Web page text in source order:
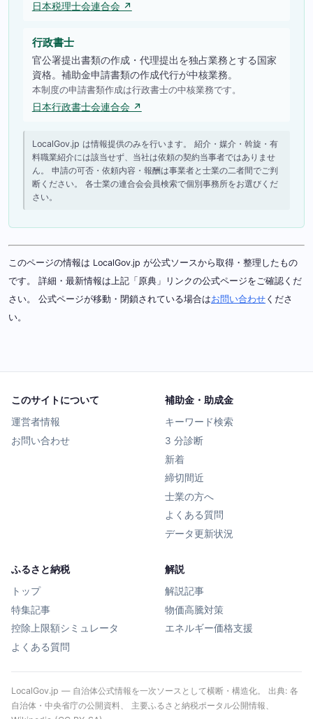
日本税理士会連合会 ↗
行政書士
官公署提出書類の作成・代理提出を独占業務とする国家
資格。補助金申請書類の作成代行が中核業務。
本制度の申請書類作成は行政書士の中核業務です。
日本行政書士会連合会 ↗
LocalGov.jp は情報提供のみを行います。 紹介・媒介・斡旋・有
料職業紹介には該当せず、当社は依頼の契約当事者ではありませ
ん。 申請の可否・依頼内容・報酬は事業者と士業の二者間でご判
断ください。 各士業の連合会会員検索で個別事務所をお選びくだ
さい。
このページの情報は LocalGov.jp が公式ソースから取得・整理したもの
です。 詳細・最新情報は上記「原典」リンクの公式ページをご確認くだ
さい。 公式ページが移動・閉鎖されている場合はお問い合わせ くださ
い。
このサイトについて
運営者情報
お問い合わせ
補助金・助成金
キーワード検索
3 分診断
新着
締切間近
士業の方へ
よくある質問
データ更新状況
ふるさと納税
トップ
特集記事
控除上限額シミュレータ
よくある質問
解説
解説記事
物価高騰対策
エネルギー価格支援
LocalGov.jp — 自治体公式情報を一次ソースとして横断・構造化。 出典: 各
自治体・中央省庁の公開資料、 主要ふるさと納税ポータル公開情報、